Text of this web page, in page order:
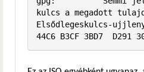
kulcs a megadott
Elsődlegeskulcs-
44C6 B3CF 3BD7  D291